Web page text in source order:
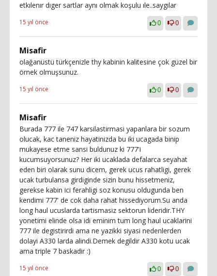
etkılenır dıger sartlar aynı olmak koşulu ıle..saygılar
15 yıl önce 0 0
Misafir
olağanüstü türkçenizle thy kabinin kalitesine çok güzel bir
örnek olmuşsunuz.
15 yıl önce 0 0
Misafir
Burada 777 ile 747 karsilastirmasi yapanlara bir sozum
olucak, kac taneniz hayatinizda bu iki ucagada binip
mukayese etme sansi buldunuz ki 777'i
kucumsuyorsunuz? Her iki ucaklada defalarca seyahat
eden biri olarak sunu dicem, gerek ucus rahatligi, gerek
ucak turbulansa girdiginde sizin bunu hissetmeniz,
gerekse kabin ici ferahligi soz konusu oldugunda ben
kendimi 777' de cok daha rahat hissediyorum.Su anda
long haul ucuslarda tartismasiz sektorun lideridir.THY
yonetimi elinde olsa idi eminim tum long haul ucaklarini
777 ile degistirirdi ama ne yazikki siyasi nedenlerden
dolayi A330 larda alindi.Demek degildir A330 kotu ucak
ama triple 7 baskadir :)
15 yıl önce 0 0